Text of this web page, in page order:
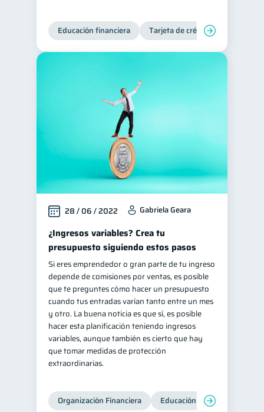
Educación financiera Tarjeta de crédito
28 / 06 / 2022 Gabriela Geara
¿Ingresos variables? Crea tu
presupuesto siguiendo estos pasos
Si eres emprendedor o gran parte de tu ingreso
depende de comisiones por ventas, es posible
que te preguntes cómo hacer un presupuesto
cuando tus entradas varían tanto entre un mes
y otro. La buena noticia es que sí, es posible
hacer esta planificación teniendo ingresos
variables, aunque también es cierto que hay
que tomar medidas de protección
extraordinarias.
Organización Financiera Educación financiera